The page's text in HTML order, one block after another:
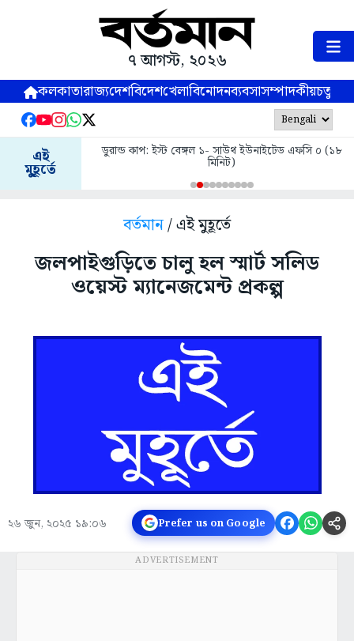
৭ আগস্ট, ২০২৬
কলকাতারাজ্যদেশবিদেশখেলাবিনোদনব্যবসাসম্পাদকীয়
এই
মুহূর্তে
ডুরান্ড কাপ: ইস্ট বেঙ্গল ১- সাউথ ইউনাইটেড এফসি ০ (১৮
মিনিট)
বর্তমান/ এই মুহূর্তে
জলপাইগুড়িতে চালু হল স্মার্ট সলিড
ওয়েস্ট ম্যানেজমেন্ট প্রকল্প
২৬ জুন, ২০২৫ ১৯:০৬ Prefer us on Google
ADVERTISEMENT